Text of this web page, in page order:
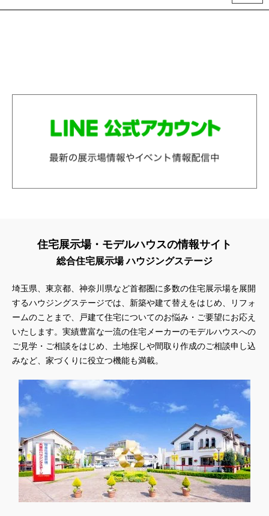
住宅展示場・モデルハウスの情報サイト
総合住宅展示場 ハウジングステージ
埼玉県、東京都、神奈川県など首都圏に多数の住宅展示場を展開
するハウジングステージでは、新築や建て替えをはじめ、リフォ
ームのことまで、戸建て住宅についてのお悩み・ご要望にお応え
いたします。実績豊富な一流の住宅メーカーのモデルハウスへの
ご見学・ご相談をはじめ、土地探しや間取り作成のご相談申し込
みなど、家づくりに役立つ機能も満載。